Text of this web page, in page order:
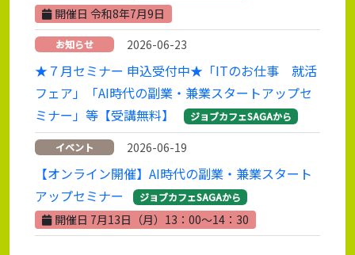
開催日 令和8年7月9日
お知らせ 2026-06-23
★７月セミナー 申込受付中★「ITのお仕事 就活
フェア」「AI時代の副業・兼業スタートアップセ
ミナー」等【受講無料】
ジョブカフェSAGAから
イベント 2026-06-19
【オンライン開催】AI時代の副業・兼業スタート
アップセミナー
ジョブカフェSAGAから
開催日 7月13日（月）13：00～14：30